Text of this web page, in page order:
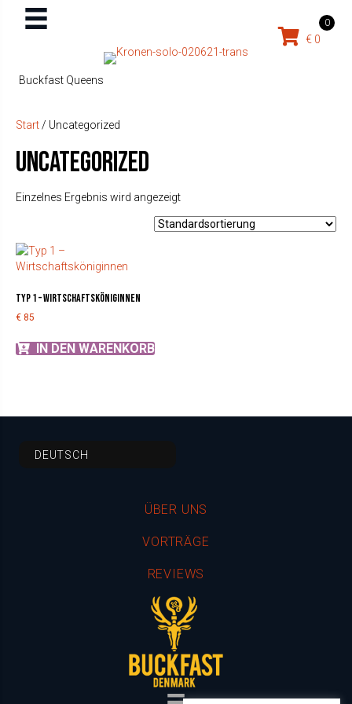
Buckfast Queens
€ 0
0
Start / Uncategorized
Uncategorized
Einzelnes Ergebnis wird angezeigt
Typ 1 – Wirtschaftsköniginnen
€ 85
IN DEN WARENKORB
DEUTSCH
ÜBER UNS
VORTRÄGE
REVIEWS